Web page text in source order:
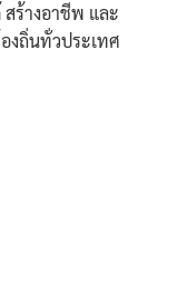
สร้างอาชีพ และ
งถิ่นทั่วประเทศ